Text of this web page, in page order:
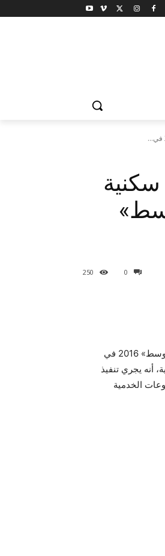
0
250
اخبار مصر, الاسكان: تفاصيل تنفيذ وطرح وحدات سكنية بمشروع «الإسكان الاجتماعي والمتوسط» 2016 في
أنه يجري تنفيذ
الخدمية